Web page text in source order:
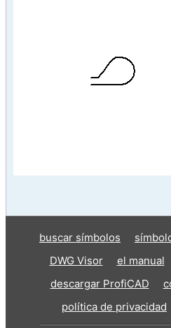
buscar símbolos
DWG Visor
el manual
descargar ProfiCAD
política de privacidad